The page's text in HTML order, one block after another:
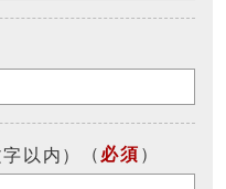
以内） （ 必須 ）